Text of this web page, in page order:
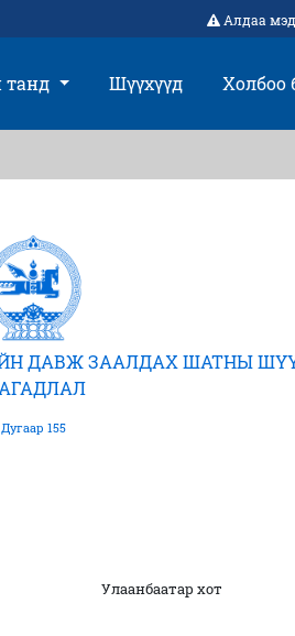
Алдаа
танд Шүүхүүд Холбоо
ДАВЖ ЗААЛДАХ ШАТНЫ
Дугаар 155
хот